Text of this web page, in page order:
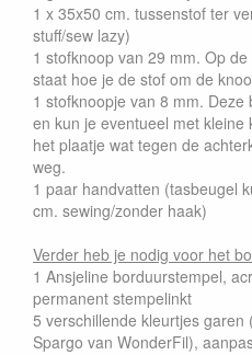
1 x 35x50 cm. tussenstof ter
stuff/sew lazy)
1 stofknoop van 29 mm. Op
staat hoe je de stof om de
1 stofknoopje van 8 mm.
en kun je eventueel met
het plaatje wat tegen de
weg.
1 paar handvatten (tasbeugel
cm. sewing/zonder haak)
Verder heb je nodig voor het
1 Ansjeline borduurstempel,
permanent stempelinkt
5 verschillende kleurtjes garen
Spargo van WonderFil),